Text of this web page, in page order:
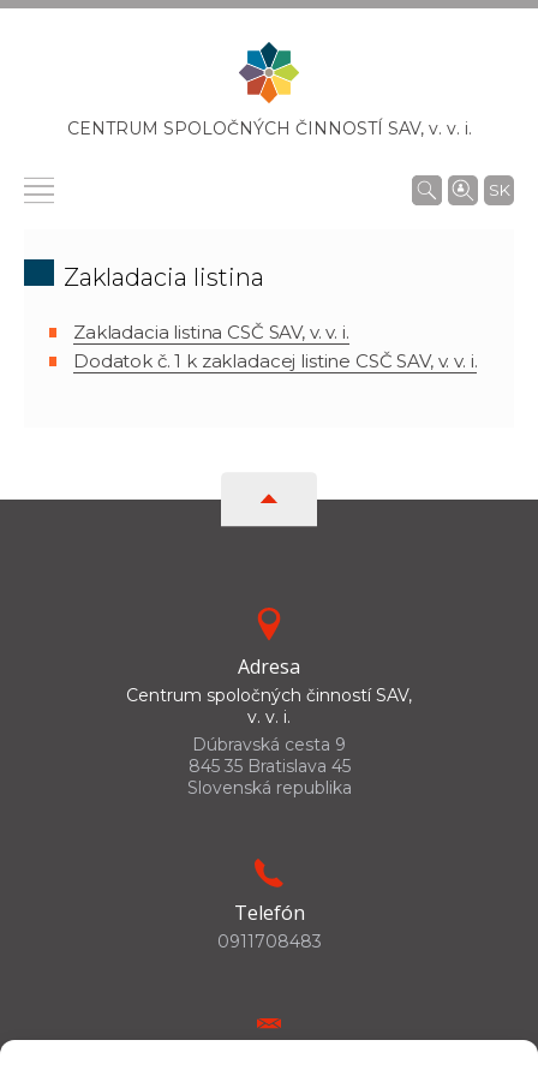
CENTRUM SPOLOČNÝCH ČINNOSTÍ SAV, v. v. i.
SK
Zakladacia listina
Zakladacia listina CSČ SAV, v. v. i.
Dodatok č. 1 k zakladacej listine CSČ SAV, v. v. i.
Adresa
Centrum spoločných činností SAV,
v. v. i.
Dúbravská cesta 9
845 35 Bratislava 45
Slovenská republika
Telefón
0911708483